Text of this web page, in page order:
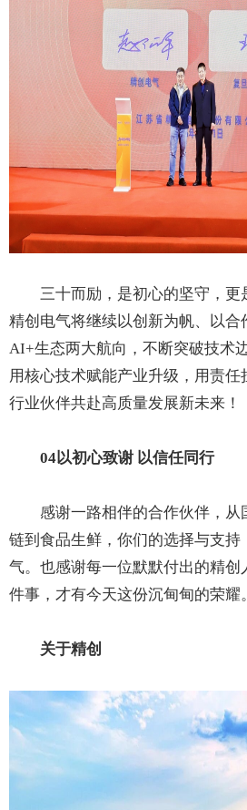
三十而励，是初心的坚守，更
精创电气将继续以创新为帆、以
AI+生态两大航向，不断突破技术
用核心技术赋能产业升级，用责
行业伙伴共赴高质量发展新未来！
04以初心致谢 以信任同行
感谢一路相伴的合作伙伴，从
链到食品生鲜，你们的选择与支
气。也感谢每一位默默付出的精创
件事，才有今天这份沉甸甸的荣耀。
关于精创